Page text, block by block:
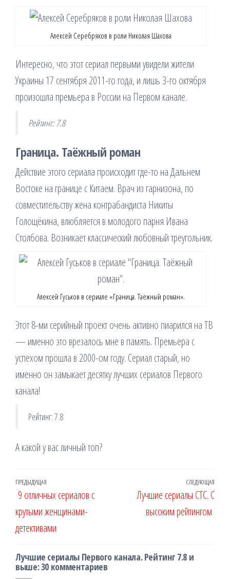
Алексей Серебряков в роли Николая Шахова
Интересно, что этот сериал первыми увидели жители
Украины 17 сентября 2011-го года, и лишь 3-го октября
произошла премьера в России на Первом канале.
Рейтинг: 7.8
Граница. Таёжный роман
Действие этого сериала происходит где-то на Дальнем
Востоке на границе с Китаем. Врач из гарнизона, по
совместительству жена контрабандиста Никиты
Голощёкина, влюбляется в молодого парня Ивана
Столбова. Возникает классический любовный треугольник.
Алексей Гуськов в сериале «Граница. Таёжный роман».
Этот 8-ми серийный проект очень активно пиарился на ТВ
— именно это врезалось мне в память. Премьера с
успехом прошла в 2000-ом году. Сериал старый, но
именно он замыкает десятку лучших сериалов Первого
канала!
Рейтинг: 7.8
А какой у вас личный топ?
Навигация
по
записям
Предыдущая
запись
ПРЕДЫДУЩАЯ
9 отличных сериалов с
крутыми женщинами-
детективами
СЛЕДУЮЩАЯ
Лучшие сериалы СТС. С
высоким рейтингом
Лучшие сериалы Первого канала. Рейтинг 7.8 и
выше: 30 комментариев